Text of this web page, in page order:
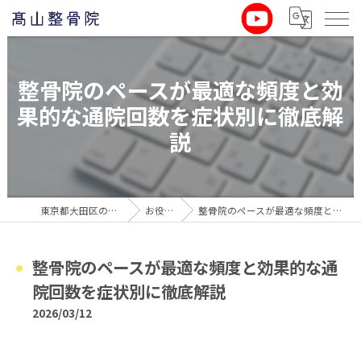
整骨院のペースが最適な頻度と効
果的な通院回数を症状別に徹底解
説
東京都大田区の整骨院なら髙山整骨院 お役立ち情報 整骨院のペースが最適な頻度と効果的な通院回数を症状別に徹底解説
整骨院のペースが最適な頻度と効果的な通
院回数を症状別に徹底解説
2026/03/12